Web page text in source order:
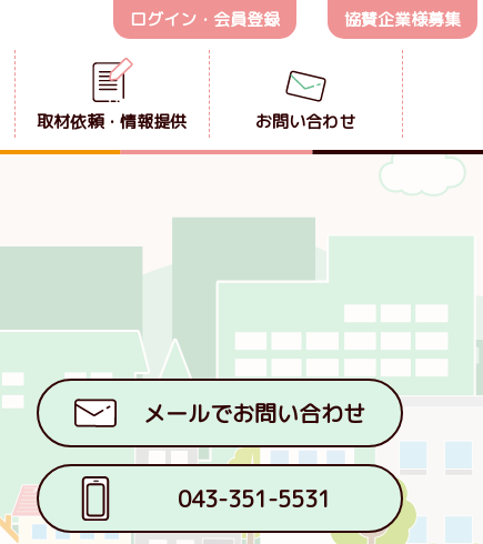
ログイン・会員登録 協賛企業様募集
取材依頼・情報提供 お問い合わせ
メールでお問い合わせ
043-351-5531